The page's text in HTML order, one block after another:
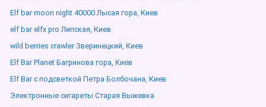
Elf bar moon night 40000 Лысая гора, Киев
elf bar elfx pro Липская, Киев
wild berries crawler Зверинецкий, Киев
Elf Bar Planet Багринова гора, Киев
Elf Bar с подсветкой Петра Болбочана, Киев
Электронные сигареты Старая Выжевка